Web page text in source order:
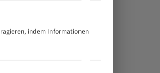
• Karton sowie weitere weiche
indem Informationen